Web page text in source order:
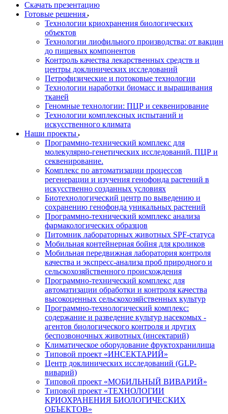
Скачать презентацию
Готовые решения
Технологии криохранения биологических
объектов
Технологии лиофильного производства: от вакцин
до пищевых компонентов
Контроль качества лекарственных средств и
центры доклинических исследований
Петрофизические и потоковые технологии
Технологии наработки биомасс и выращивания
тканей
Геномные технологии: ПЦР и секвенирование
Технологии комплексных испытаний и
искусственного климата
Наши проекты
Программно-технический комплекс для
молекулярно-генетических исследований. ПЦР и
секвенирование.
Комплекс по автоматизации процессов
регенерации и изучения генофонда растений в
искусственно созданных условиях
Биотехнологический центр по выведению и
сохранению генофонда уникальных растений
Программно-технический комплекс анализа
фармакологических образцов
Питомник лабораторных животных SPF-статуса
Мобильная контейнерная бойня для кроликов
Мобильная передвижная лаборатория контроля
качества и экспресс-анализа проб природного и
сельскохозяйственного происхождения
Программно-технический комплекс для
автоматизации обработки и контроля качества
высокоценных сельскохозяйственных культур
Программно-технологический комплекс:
содержание и разведение культур насекомых -
агентов биологического контроля и других
беспозвоночных животных (инсектарий)
Климатическое оборудование фруктохранилища
Типовой проект «ИНСЕКТАРИЙ»
Центр доклинических исследований (GLP-
виварий)
Типовой проект «МОБИЛЬНЫЙ ВИВАРИЙ»
Типовой проект «ТЕХНОЛОГИИ
КРИОХРАНЕНИЯ БИОЛОГИЧЕСКИХ
ОБЪЕКТОВ»